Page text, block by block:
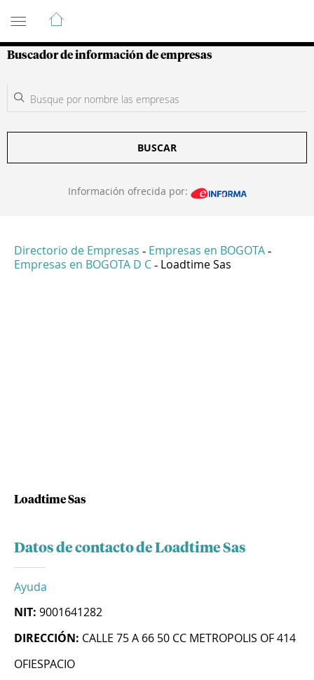
Guía de Empresas Colombianas
Buscador de información de empresas
BUSCAR
Información ofrecida por:
Directorio de Empresas - Empresas en BOGOTA -
Empresas en BOGOTA D C - Loadtime Sas
Loadtime Sas
Datos de contacto de Loadtime Sas
Ayuda
NIT: 9001641282
DIRECCIÓN: CALLE 75 A 66 50 CC METROPOLIS OF 414
OFIESPACIO